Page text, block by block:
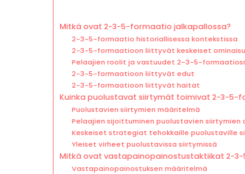
Mitkä ovat 2-3-5-formaatio jalkapallossa?
2-3-5-formaatio historiallisessa kontekstissa
2-3-5-formaatioon liittyvät keskeiset
Pelaajien roolit ja vastuudet 2-3-5-
2-3-5-formaatioon liittyvät edut
2-3-5-formaatioon liittyvät haitat
Kuinka puolustavat siirtymät toimivat 2-3-5-
Puolustavien siirtymien määritelmä
Pelaajien sijoittuminen puolustavien siirtymien
Keskeiset strategiat tehokkaille puolustaville
Yleiset virheet puolustavissa siirtymissä
Mitkä ovat vastapainopainostustaktiikat 2-
Vastapainopainostuksen määritelmä